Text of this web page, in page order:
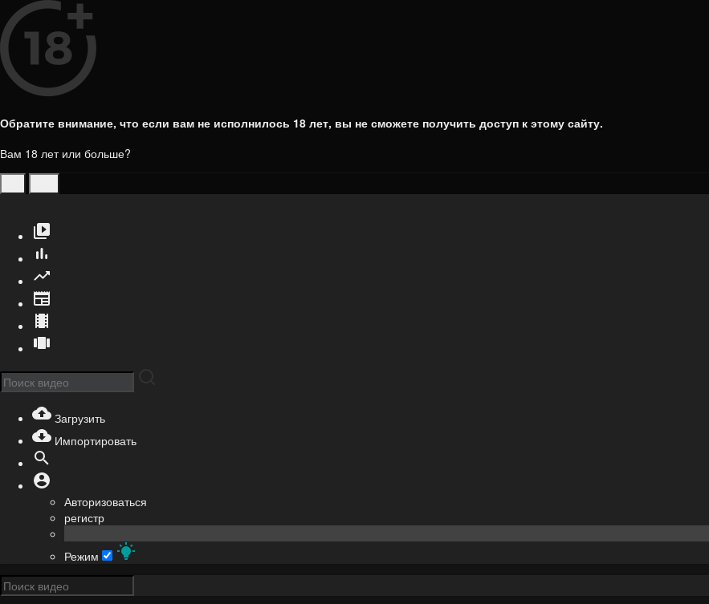
Обратите внимание, что если вам не исполнилось 18 лет, вы не сможете получить доступ к этому сайту.
Вам 18 лет или больше?
Загрузить
Импортировать
Авторизоваться
регистр
Режим